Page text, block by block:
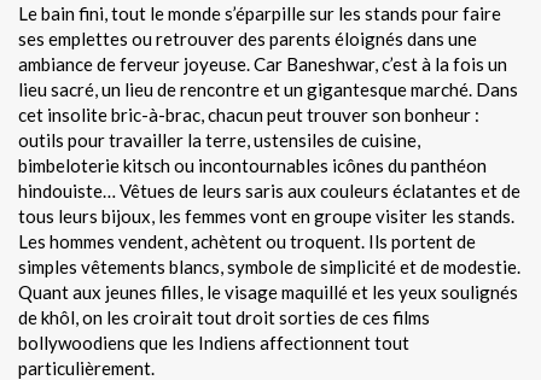
Le bain fini, tout le monde s’éparpille sur les stands pour faire
ses emplettes ou retrouver des parents éloignés dans une
ambiance de ferveur joyeuse. Car Baneshwar, c’est à la fois un
lieu sacré, un lieu de rencontre et un gigantesque marché. Dans
cet insolite bric-à-brac, chacun peut trouver son bonheur :
outils pour travailler la terre, ustensiles de cuisine,
bimbeloterie kitsch ou incontournables icônes du panthéon
hindouiste… Vêtues de leurs saris aux couleurs éclatantes et de
tous leurs bijoux, les femmes vont en groupe visiter les stands.
Les hommes vendent, achètent ou troquent. Ils portent de
simples vêtements blancs, symbole de simplicité et de modestie.
Quant aux jeunes filles, le visage maquillé et les yeux soulignés
de khôl, on les croirait tout droit sorties de ces films
bollywoodiens que les Indiens affectionnent tout
particulièrement.